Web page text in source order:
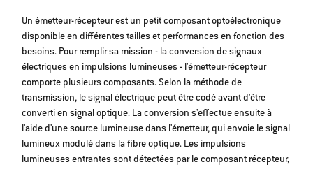
Un émetteur-récepteur est un petit composant optoélectronique
disponible en différentes tailles et performances en fonction des
besoins. Pour remplir sa mission - la conversion de signaux
électriques en impulsions lumineuses - l'émetteur-récepteur
comporte plusieurs composants. Selon la méthode de
transmission, le signal électrique peut être codé avant d'être
converti en signal optique. La conversion s'effectue ensuite à
l'aide d'une source lumineuse dans l'émetteur, qui envoie le signal
lumineux modulé dans la fibre optique. Les impulsions
lumineuses entrantes sont détectées par le composant récepteur,